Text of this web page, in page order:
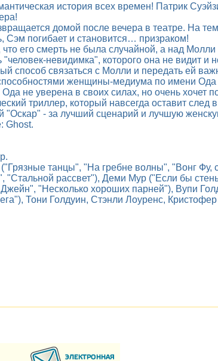
история всех времен! Патрик
домой после вечера в театре. На
погибает и становится… призраком!
его смерть не была случайной, а над
невидимка", которого она не видит и
способ связаться с Молли и передать ей
женщины-медиума по имени
не уверена в своих силах, но очень хочет
триллер, который навсегда оставит след
"Оскар" - за лучший сценарий и лучшую
Ghost.
танцы", "На гребне волны", "Вонг Фу,
рассвет"), Деми Мур ("Если бы
"Несколько хороших парней"), Вупи
Тони Голдуин, Стэнли Лоуренс,